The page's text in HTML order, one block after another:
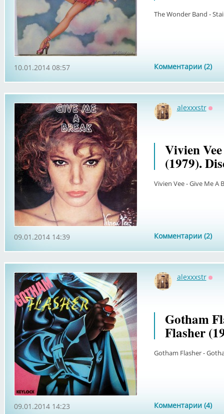
The Wonder Band -
Комментарии (2)
10.01.2014 08:57
alexxxstr
Vivien
(1979).
Vivien Vee - Give Me A
Комментарии (2)
09.01.2014 14:39
alexxxstr
Gotham
Flasher
Gotham Flasher -
Комментарии (4)
09.01.2014 14:23